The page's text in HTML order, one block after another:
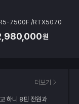
7500F /RTX5070
원
하니 8핀 전원과
더보기